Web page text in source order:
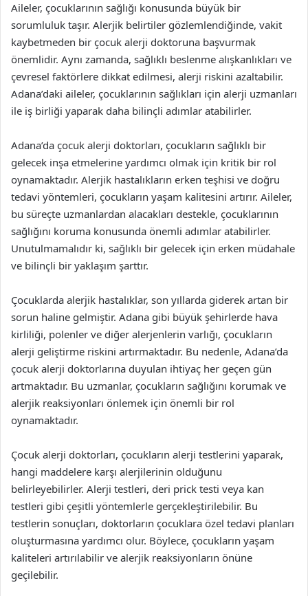
Aileler, çocuklarının sağlığı konusunda büyük bir
sorumluluk taşır. Alerjik belirtiler gözlemlendiğinde, vakit
kaybetmeden bir çocuk alerji doktoruna başvurmak
önemlidir. Aynı zamanda, sağlıklı beslenme alışkanlıkları ve
çevresel faktörlere dikkat edilmesi, alerji riskini azaltabilir.
Adana’daki aileler, çocuklarının sağlıkları için alerji uzmanları
ile iş birliği yaparak daha bilinçli adımlar atabilirler.
Adana’da çocuk alerji doktorları, çocukların sağlıklı bir
gelecek inşa etmelerine yardımcı olmak için kritik bir rol
oynamaktadır. Alerjik hastalıkların erken teşhisi ve doğru
tedavi yöntemleri, çocukların yaşam kalitesini artırır. Aileler,
bu süreçte uzmanlardan alacakları destekle, çocuklarının
sağlığını koruma konusunda önemli adımlar atabilirler.
Unutulmamalıdır ki, sağlıklı bir gelecek için erken müdahale
ve bilinçli bir yaklaşım şarttır.
Çocuklarda alerjik hastalıklar, son yıllarda giderek artan bir
sorun haline gelmiştir. Adana gibi büyük şehirlerde hava
kirliliği, polenler ve diğer alerjenlerin varlığı, çocukların
alerji geliştirme riskini artırmaktadır. Bu nedenle, Adana’da
çocuk alerji doktorlarına duyulan ihtiyaç her geçen gün
artmaktadır. Bu uzmanlar, çocukların sağlığını korumak ve
alerjik reaksiyonları önlemek için önemli bir rol
oynamaktadır.
Çocuk alerji doktorları, çocukların alerji testlerini yaparak,
hangi maddelere karşı alerjilerinin olduğunu
belirleyebilirler. Alerji testleri, deri prick testi veya kan
testleri gibi çeşitli yöntemlerle gerçekleştirilebilir. Bu
testlerin sonuçları, doktorların çocuklara özel tedavi planları
oluşturmasına yardımcı olur. Böylece, çocukların yaşam
kaliteleri artırılabilir ve alerjik reaksiyonların önüne
geçilebilir.